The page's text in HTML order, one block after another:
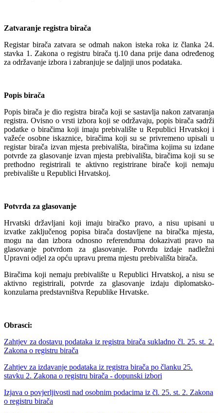
Zatvaranje registra birača
Registar birača zatvara se odmah nakon isteka roka iz članka 24.
stavka 1. Zakona o registru birača tj.10 dana prije dana određenog
za održavanje izbora i zabranjuje se daljnji unos podataka.
Popis birača
Popis birača je dio registra birača koji se sastavlja nakon zatvaranja
registra. Ovisno o vrsti izbora koji se održavaju, popis birača sadrži
podatke o biračima koji imaju prebivalište u Republici Hrvatskoj i
važeće osobne iskaznice, biračima koji su se privremeno upisali u
registar birača izvan mjesta prebivališta, biračima kojima su izdane
potvrde za glasovanje izvan mjesta prebivališta, biračima koji su se
prethodno registrirali te aktivno registrirane birače koji nemaju
prebivalište u Republici Hrvatskoj.
Potvrda za glasovanje
Hrvatski državljani koji imaju biračko pravo, a nisu upisani u
izvatke zaključenog popisa birača dostavljene na biračka mjesta,
mogu na dan izbora odnosno referenduma dokazivati pravo na
glasovanje potvrdom za glasovanje. Potvrdu izdaje nadležni
Upravni odjel za opću upravu prema mjestu prebivališta birača.
Biračima koji nemaju prebivalište u Republici Hrvatskoj, a nisu se
aktivno registrirali, potvrde za glasovanje izdaju diplomatsko-
konzularna predstavništva Republike Hrvatske.
Obrasci:
Zahtjev za dostavu podataka iz registra birača sukladno čl. 25. st. 2.
Zakona o registru birača
Zahtjev za izdavanje podataka iz registra birača po članku 25.
stavku 2. Zakona o registru birača - dopunski izbori
Izjava o povjerljivosti nad osobnim podacima iz čl. 25. st. 2. Zakona
o registru birača